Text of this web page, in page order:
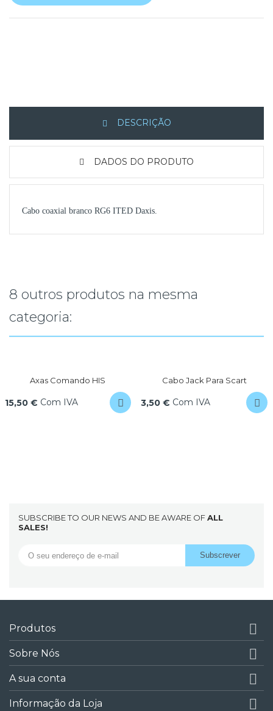
DESCRIÇÃO
DADOS DO PRODUTO
Cabo coaxial branco RG6 ITED Daxis.
8 outros produtos na mesma
categoria:
Axas Comando HIS
15,50 € Com IVA
Cabo Jack Para Scart
3,50 € Com IVA
SUBSCRIBE TO OUR NEWS AND BE AWARE OFALL
SALES!
Produtos 
Sobre Nós 
A sua conta 
Informação da Loja 